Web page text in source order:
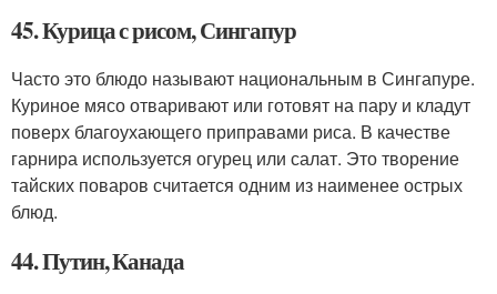
45. Курица с рисом, Сингапур
Часто это блюдо называют национальным в Сингапуре.
Куриное мясо отваривают или готовят на пару и кладут
поверх благоухающего приправами риса. В качестве
гарнира используется огурец или салат. Это творение
тайских поваров считается одним из наименее острых
блюд.
44. Путин, Канада